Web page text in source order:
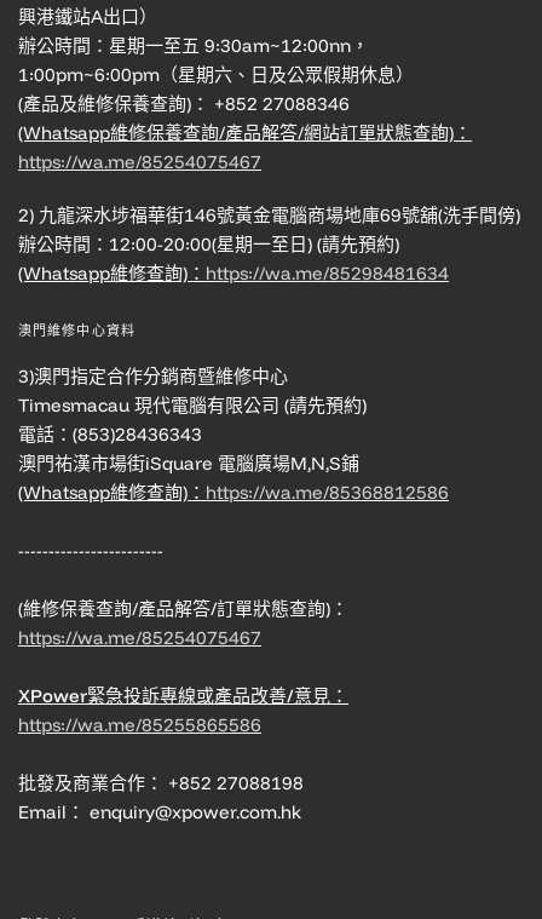
興港鐵站A出口）
辦公時間：星期一至五 9:30am~12:00nn，
1:00pm~6:00pm（星期六、日及公眾假期休息）
(產品及維修保養查詢)： +852 27088346
(Whatsapp維修保養查詢/產品解答/網站訂單狀態查詢)：
https://wa.me/85254075467
2) 九龍深水埗福華街146號黃金電腦商場地庫69號舖(洗手間傍)
辦公時間：12:00-20:00(星期一至日) (請先預約)
(Whatsapp維修查詢)： https://wa.me/85298481634
澳門維修中心資料
3)澳門指定合作分銷商暨維修中心
Timesmacau 現代電腦有限公司 (請先預約)
電話：(853)28436343
澳門祐漢市場街iSquare 電腦廣場M,N,S鋪
(Whatsapp維修查詢)： https://wa.me/85368812586
------------------------
(維修保養查詢/產品解答/訂單狀態查詢)：
https://wa.me/85254075467
XPower緊急投訴專線或產品改善/意見：
https://wa.me/85255865586
批發及商業合作： +852 27088198
Email： enquiry@xpower.com.hk